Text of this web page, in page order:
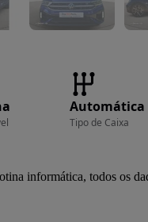
Automática
Tipo de Caixa
informática, todos os